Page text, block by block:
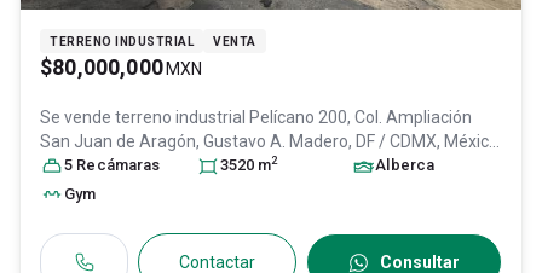
TERRENO INDUSTRIAL VENTA
$80,000,000 MXN
Se vende terreno industrial Pelícano 200, Col. Ampliación
San Juan de Aragón, Gustavo A. Madero, DF / CDMX, México
C.P. 07470, ID:30944249
5 Recámaras 3520 m2
Alberca
Gym
Contactar Consultar